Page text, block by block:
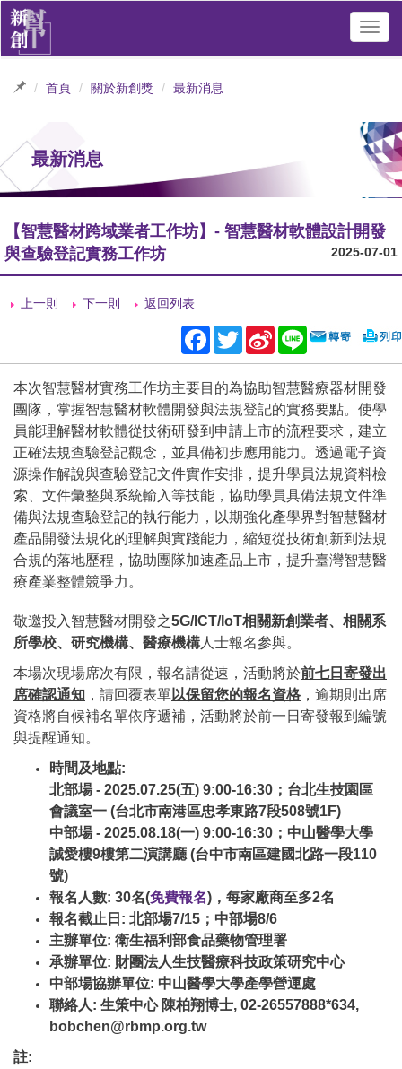
首頁 關於新創獎 最新消息
最新消息
【智慧醫材跨域業者工作坊】- 智慧醫材軟體設計開發
與查驗登記實務工作坊
2025-07-01
上一則 下一則 返回列表
Facebook
TwitterSina
Weibo
Line
本次智慧醫材實務工作坊主要目的為協助智慧醫療器材開發
團隊，掌握智慧醫材軟體開發與法規登記的實務要點。使學
員能理解醫材軟體從技術研發到申請上市的流程要求，建立
正確法規查驗登記觀念，並具備初步應用能力。透過電子資
源操作解說與查驗登記文件實作安排，提升學員法規資料檢
索、文件彙整與系統輸入等技能，協助學員具備法規文件準
備與法規查驗登記的執行能力，以期強化產學界對智慧醫材
產品開發法規化的理解與實踐能力，縮短從技術創新到法規
合規的落地歷程，協助團隊加速產品上市，提升臺灣智慧醫
療產業整體競爭力。
敬邀投入智慧醫材開發之5G/ICT/IoT相關新創業者、相關系
所學校、研究機構、醫療機構 人士報名參與。
本場次現場席次有限，報名請從速，活動將於前七日寄發出
席確認通知 ，請回覆表單以保留您的報名資格 ，逾期則出席
資格將自候補名單依序遞補，活動將於前一日寄發報到編號
與提醒通知。
時間及地點:
北部場 - 2025.07.25(五) 9:00-16:30；台北生技園區
會議室一 (台北市南港區忠孝東路7段508號1F)
中部場 - 2025.08.18(一) 9:00-16:30；中山醫學大學
誠愛樓9樓第二演講廳 (台中市南區建國北路一段110
號)
報名人數: 30名(免費報名)，每家廠商至多2名
報名截止日: 北部場7/15；中部場8/6
主辦單位: 衛生福利部食品藥物管理署
承辦單位: 財團法人生技醫療科技政策研究中心
中部場協辦單位: 中山醫學大學產學營運處
聯絡人: 生策中心 陳柏翔博士, 02-26557888*634,
bobchen@rbmp.org.tw
註: